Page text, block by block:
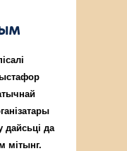
дайсьці да
мітынг.